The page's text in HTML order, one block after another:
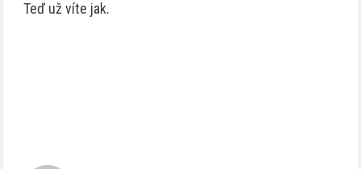
Teď už víte jak.